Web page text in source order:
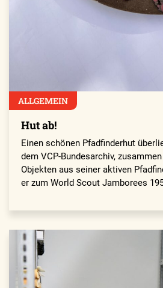
ALLGEMEIN
Hut ab!
Einen schönen Pfadfinderhut
dem VCP-Bundesarchiv,
Objekten aus seiner aktiven
er zum World Scout Jamborees